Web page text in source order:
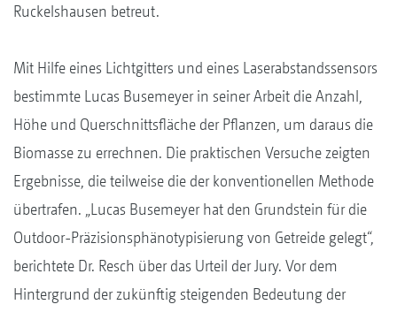
Ruckelshausen betreut.
Mit Hilfe eines Lichtgitters und eines Laserabstandssensors
bestimmte Lucas Busemeyer in seiner Arbeit die Anzahl,
Höhe und Querschnittsfläche der Pflanzen, um daraus die
Biomasse zu errechnen. Die praktischen Versuche zeigten
Ergebnisse, die teilweise die der konventionellen Methode
übertrafen. „Lucas Busemeyer hat den Grundstein für die
Outdoor-Präzisionsphänotypisierung von Getreide gelegt“,
berichtete Dr. Resch über das Urteil der Jury. Vor dem
Hintergrund der zukünftig steigenden Bedeutung der